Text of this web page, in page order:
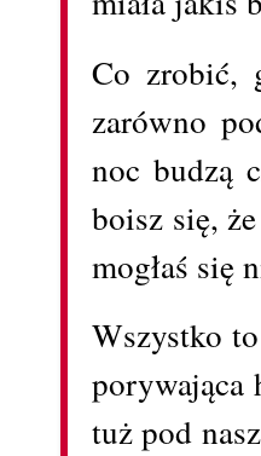
Co zrobić,
zarówno
noc budzą
boisz się,
mogłaś się
Wszystko
porywająca
tuż pod